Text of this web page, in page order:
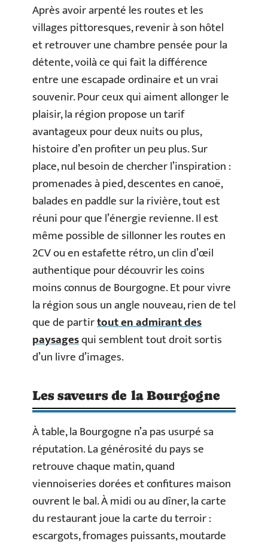
Après avoir arpenté les routes et les
villages pittoresques, revenir à son hôtel
et retrouver une chambre pensée pour la
détente, voilà ce qui fait la différence
entre une escapade ordinaire et un vrai
souvenir. Pour ceux qui aiment allonger le
plaisir, la région propose un tarif
avantageux pour deux nuits ou plus,
histoire d’en profiter un peu plus. Sur
place, nul besoin de chercher l’inspiration :
promenades à pied, descentes en canoë,
balades en paddle sur la rivière, tout est
réuni pour que l’énergie revienne. Il est
même possible de sillonner les routes en
2CV ou en estafette rétro, un clin d’œil
authentique pour découvrir les coins
moins connus de Bourgogne. Et pour vivre
la région sous un angle nouveau, rien de tel
que de partirtout en admirant des
paysagesqui semblent tout droit sortis
d’un livre d’images.
Les saveurs de la Bourgogne
À table, la Bourgogne n’a pas usurpé sa
réputation. La générosité du pays se
retrouve chaque matin, quand
viennoiseries dorées et confitures maison
ouvrent le bal. À midi ou au dîner, la carte
du restaurant joue la carte du terroir :
escargots, fromages puissants, moutarde